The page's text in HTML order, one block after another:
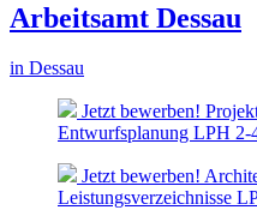
Arbeitsamt Dessau
in Dessau
Jetzt bewerben!
Entwurfsplanung LPH 2-
Jetzt bewerben!
Leistungsverzeichnisse